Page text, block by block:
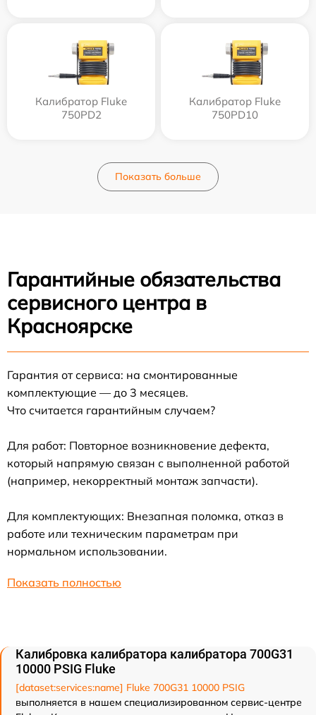
Калибратор Fluke
750PD2
Калибратор Fluke
750PD10
Показать больше
Гарантийные обязательства
сервисного центра в
Красноярске
Гарантия от сервиса: на смонтированные
комплектующие — до 3 месяцев.
Что считается гарантийным случаем?
Для работ: Повторное возникновение дефекта,
который напрямую связан с выполненной работой
(например, некорректный монтаж запчасти).
Для комплектующих: Внезапная поломка, отказ в
работе или техническим параметрам при
нормальном использовании.
Показать полностью
Калибровка калибратора калибратора 700G31
10000 PSIG Fluke
[dataset:services:name] Fluke 700G31 10000 PSIG
выполняется в нашем специализированном сервис-центре